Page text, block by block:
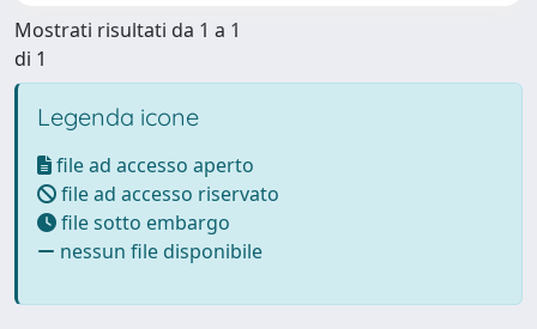
Mostrati risultati da 1 a 1
di 1
Legenda icone
file ad accesso aperto
file ad accesso riservato
file sotto embargo
nessun file disponibile